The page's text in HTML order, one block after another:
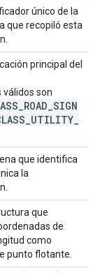
único de la
que recopiló esta
principal del
válidos son
ROAD SIGN
UTILITY
que identifica
la
que
de
como
punto flotante.